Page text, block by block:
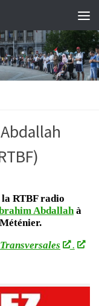
la RTBF radio
Abdallahà
Transversales .